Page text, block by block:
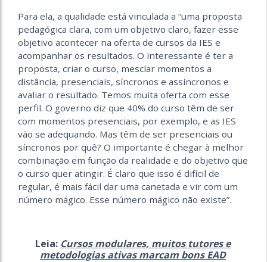
Para ela, a qualidade está vinculada a “uma proposta
pedagógica clara, com um objetivo claro, fazer esse
objetivo acontecer na oferta de cursos da IES e
acompanhar os resultados. O interessante é ter a
proposta, criar o curso, mesclar momentos a
distância, presenciais, síncronos e assíncronos e
avaliar o resultado. Temos muita oferta com esse
perfil. O governo diz que 40% do curso têm de ser
com momentos presenciais, por exemplo, e as IES
vão se adequando. Mas têm de ser presenciais ou
síncronos por quê? O importante é chegar à melhor
combinação em função da realidade e do objetivo que
o curso quer atingir. É claro que isso é difícil de
regular, é mais fácil dar uma canetada e vir com um
número mágico. Esse número mágico não existe”.
Leia: Cursos modulares, muitos tutores e
metodologias ativas marcam bons EAD